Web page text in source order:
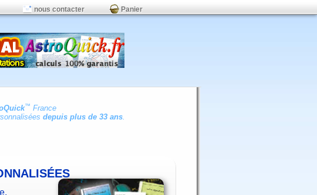
nous contacter Panier
™ France
depuis plus de 33 ans.